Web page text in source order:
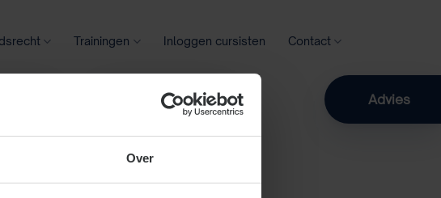
Over
Trainingen Inloggen cursisten Contact
Zoeken Advies